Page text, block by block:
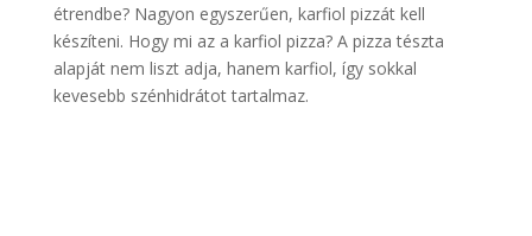
étrendbe? Nagyon egyszerűen, karfiol pizzát kell
készíteni. Hogy mi az a karfiol pizza? A pizza tészta
alapját nem liszt adja, hanem karfiol, így sokkal
kevesebb szénhidrátot tartalmaz.